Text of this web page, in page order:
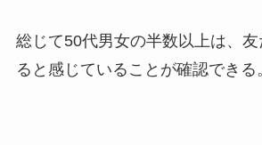
総じて50代男女の半数以上は、
ると感じていることが確認できる